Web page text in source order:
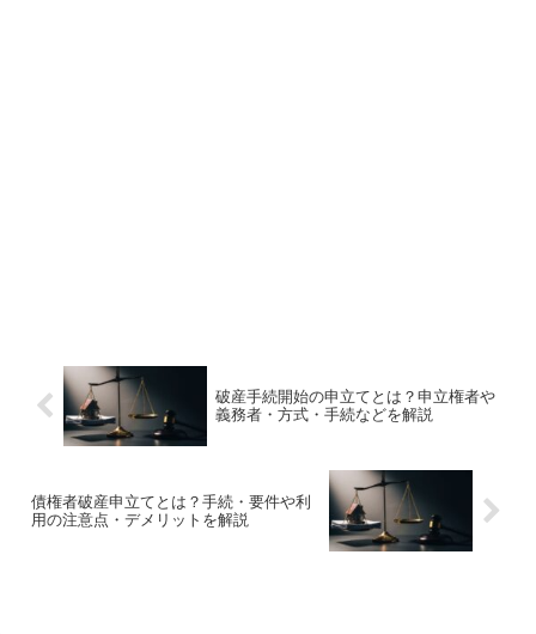
破産手続開始の申立てとは？申立権者や
義務者・方式・手続などを解説
債権者破産申立てとは？手続・要件や利
用の注意点・デメリットを解説